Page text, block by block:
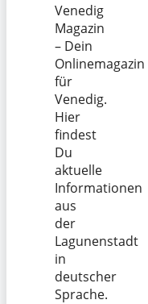
Venedig
Magazin
– Dein
Onlinemagazin
für
Venedig.
Hier
findest
Du
aktuelle
Informationen
aus
der
Lagunenstadt
in
deutscher
Sprache.